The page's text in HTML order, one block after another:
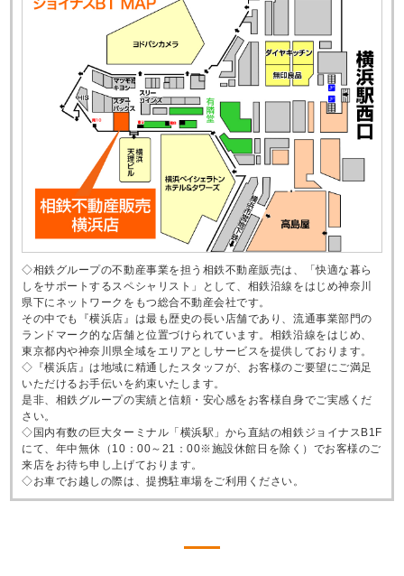
◇相鉄グループの不動産事業を担う相鉄不動産販売は、「快適な暮ら
しをサポートするスペシャリスト」として、相鉄沿線をはじめ神奈川
県下にネットワークをもつ総合不動産会社です。
その中でも『横浜店』は最も歴史の長い店舗であり、流通事業部門の
ランドマーク的な店舗と位置づけられています。相鉄沿線をはじめ、
東京都内や神奈川県全域をエリアとしサービスを提供しております。
◇『横浜店』は地域に精通したスタッフが、お客様のご要望にご満足
いただけるお手伝いを約束いたします。
是非、相鉄グループの実績と信頼・安心感をお客様自身でご実感くだ
さい。
◇国内有数の巨大ターミナル「横浜駅」から直結の相鉄ジョイナスB1F
にて、年中無休（10：00～21：00※施設休館日を除く）でお客様のご
来店をお待ち申し上げております。
◇お車でお越しの際は、提携駐車場をご利用ください。